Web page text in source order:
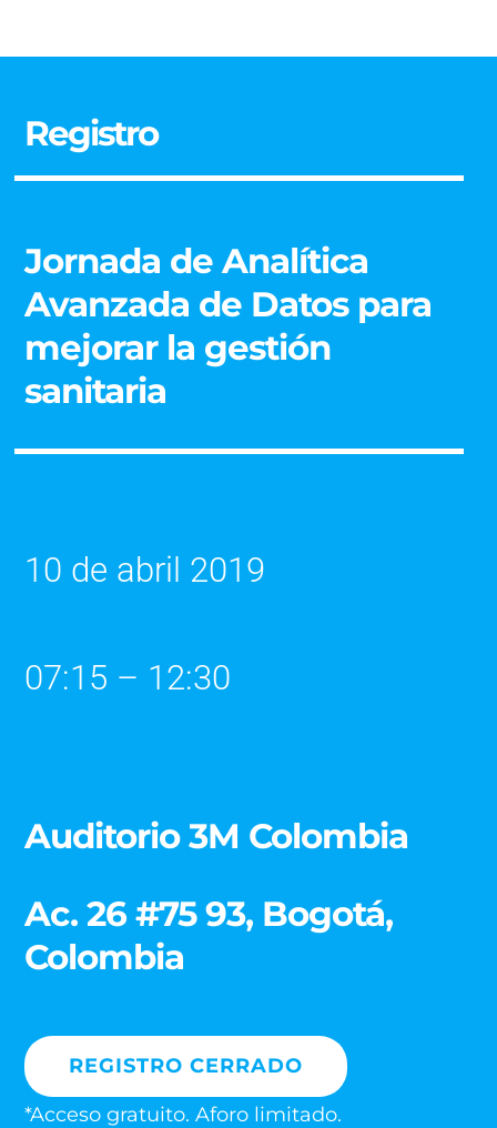
Registro
Jornada de Analítica
Avanzada de Datos para
mejorar la gestión
sanitaria
10 de abril 2019
07:15 – 12:30
Auditorio 3M Colombia
Ac. 26 #75 93, Bogotá,
Colombia
REGISTRO CERRADO
*Acceso gratuito. Aforo limitado.